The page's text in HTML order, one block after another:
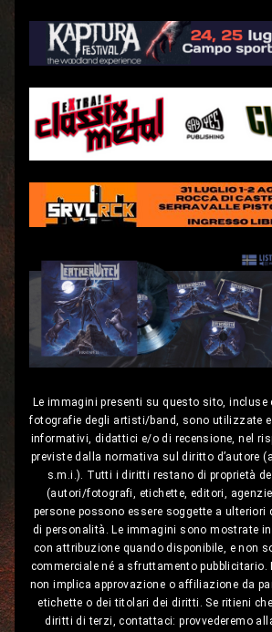
Le immagini presenti su questo sito, incluse
fotografie degli artisti/band, sono utilizzate
informativi, didattici e/o di recensione, nel
previste dalla normativa sul diritto d’autore
s.m.i.). Tutti i diritti restano di proprietà
(autori/fotografi, etichette, editori,
persone possono essere soggette a
di personalità. Le immagini sono mostrate
con attribuzione quando disponibile, e non
commerciale né a sfruttamento pubblicitario.
non implica approvazione o affiliazione da
etichette o dei titolari dei diritti. Se ritieni
diritti di terzi, contattaci: provvederemo